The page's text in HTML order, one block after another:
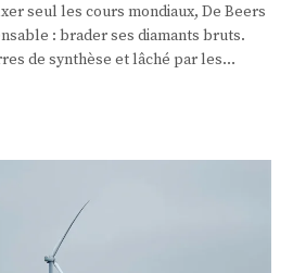
seul les cours mondiaux, De Beers
: brader ses diamants bruts.
de synthèse et lâché par les